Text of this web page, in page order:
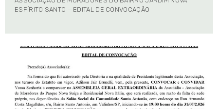
ESPÍRITO SANTO – EDITAL DE CONVOCAÇÃO